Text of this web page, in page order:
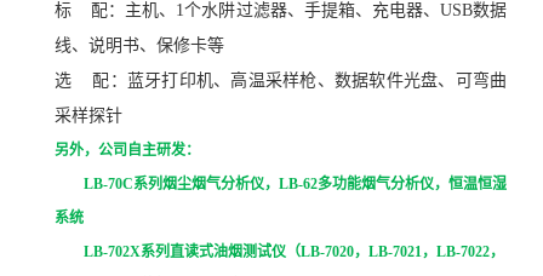
标
配：主机、 1个水阱过滤器、手提箱、充电器、 USB数据
线、说明书、保修卡等
选
配：蓝牙打印机、高温采样枪、数据软件光盘、可弯曲
采样探针
另外，公司自主研发：
LB-70C系列烟尘烟气分析仪， LB-62多功能烟气分析仪，恒温恒湿
系统
LB-702X系列直读式油烟测试仪（LB-7020， LB-7021， LB-7022，